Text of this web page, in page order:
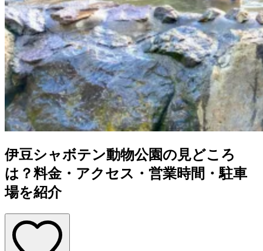
伊豆シャボテン動物公園の見どころ
は？料金・アクセス・営業時間・駐車
場を紹介